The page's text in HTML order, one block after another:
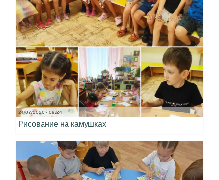
24/07/2026 - 09:24
Рисование на камушках